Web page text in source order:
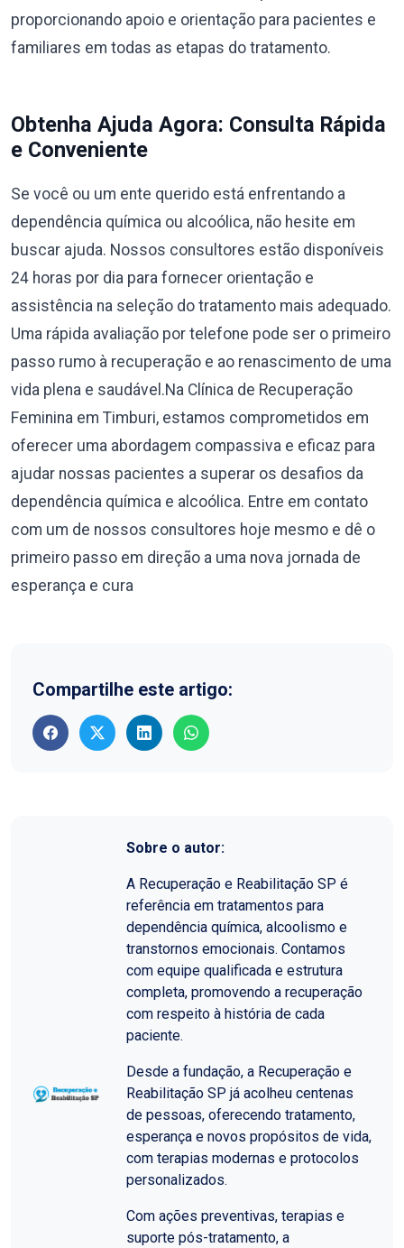
proporcionando apoio e orientação para pacientes e
familiares em todas as etapas do tratamento.
Obtenha Ajuda Agora: Consulta Rápida
e Conveniente
Se você ou um ente querido está enfrentando a
dependência química ou alcoólica, não hesite em
buscar ajuda. Nossos consultores estão disponíveis
24 horas por dia para fornecer orientação e
assistência na seleção do tratamento mais adequado.
Uma rápida avaliação por telefone pode ser o primeiro
passo rumo à recuperação e ao renascimento de uma
vida plena e saudável.Na Clínica de Recuperação
Feminina em Timburi, estamos comprometidos em
oferecer uma abordagem compassiva e eficaz para
ajudar nossas pacientes a superar os desafios da
dependência química e alcoólica. Entre em contato
com um de nossos consultores hoje mesmo e dê o
primeiro passo em direção a uma nova jornada de
esperança e cura
Compartilhe este artigo:
Sobre o autor:
A Recuperação e Reabilitação SP é
referência em tratamentos para
dependência química, alcoolismo e
transtornos emocionais. Contamos
com equipe qualificada e estrutura
completa, promovendo a recuperação
com respeito à história de cada
paciente.
Desde a fundação, a Recuperação e
Reabilitação SP já acolheu centenas
de pessoas, oferecendo tratamento,
esperança e novos propósitos de vida,
com terapias modernas e protocolos
personalizados.
Com ações preventivas, terapias e
suporte pós-tratamento, a